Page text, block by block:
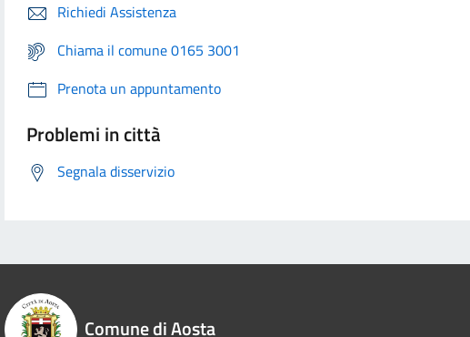
Richiedi Assistenza
Chiama il comune 0165 3001
Prenota un appuntamento
Problemi in città
Segnala disservizio
Comune di Aosta